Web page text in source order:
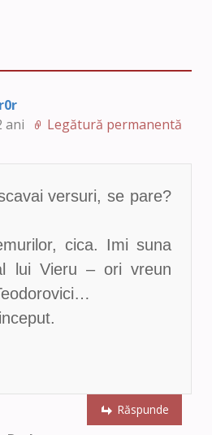
ani
Legătură permanentă
versuri, se pare?
cica. Imi suna
lui Vieru – ori vreun
Răspunde